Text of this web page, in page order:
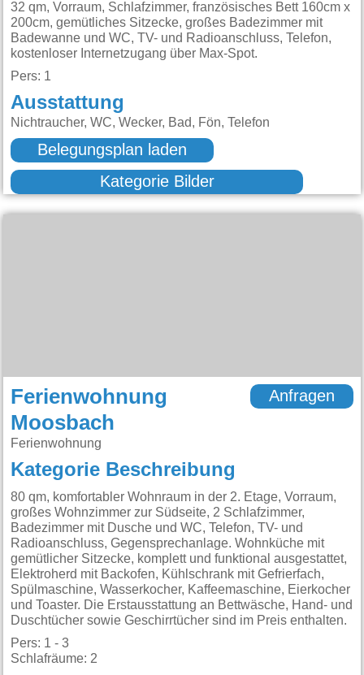
32 qm, Vorraum, Schlafzimmer, französisches Bett 160cm x
200cm, gemütliches Sitzecke, großes Badezimmer mit
Badewanne und WC, TV- und Radioanschluss, Telefon,
kostenloser Internetzugang über Max-Spot.
Pers: 1
Ausstattung
Nichtraucher, WC, Wecker, Bad, Fön, Telefon
Belegungsplan laden
Kategorie Bilder
Ferienwohnung
Moosbach
Ferienwohnung
Anfragen
Kategorie Beschreibung
80 qm, komfortabler Wohnraum in der 2. Etage, Vorraum,
großes Wohnzimmer zur Südseite, 2 Schlafzimmer,
Badezimmer mit Dusche und WC, Telefon, TV- und
Radioanschluss, Gegensprechanlage. Wohnküche mit
gemütlicher Sitzecke, komplett und funktional ausgestattet,
Elektroherd mit Backofen, Kühlschrank mit Gefrierfach,
Spülmaschine, Wasserkocher, Kaffeemaschine, Eierkocher
und Toaster. Die Erstausstattung an Bettwäsche, Hand- und
Duschtücher sowie Geschirrtücher sind im Preis enthalten.
Pers: 1 - 3
Schlafräume: 2